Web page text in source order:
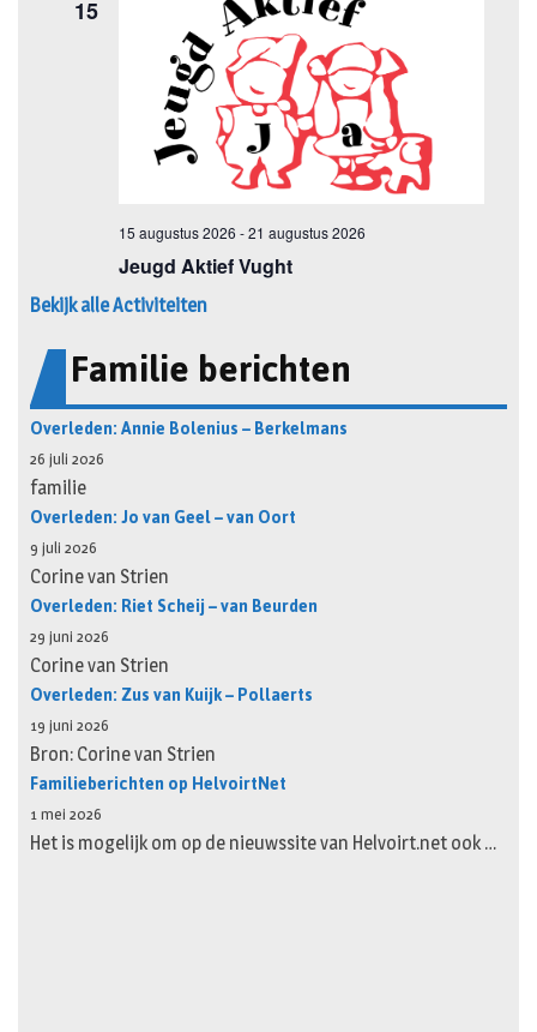
Bekijk alle Activiteiten
Familie berichten
Overleden: Annie Bolenius – Berkelmans
26 juli 2026
familie
Overleden: Jo van Geel – van Oort
9 juli 2026
Corine van Strien
Overleden: Riet Scheij – van Beurden
29 juni 2026
Corine van Strien
Overleden: Zus van Kuijk – Pollaerts
19 juni 2026
Bron: Corine van Strien
Familieberichten op HelvoirtNet
1 mei 2026
Het is mogelijk om op de nieuwssite van Helvoirt.net ook …